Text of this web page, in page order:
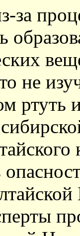
за
не
ртуть